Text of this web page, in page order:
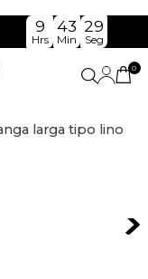
9
Hrs
43
Min
29
Seg
0
larga tipo lino